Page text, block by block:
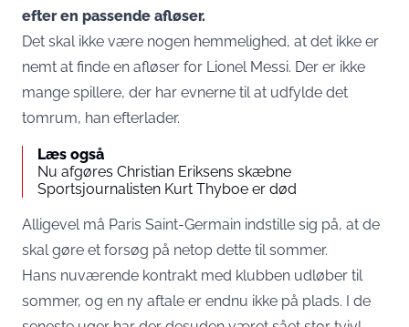
efter en passende afløser.
Det skal ikke være nogen hemmelighed, at det ikke er
nemt at finde en afløser for Lionel Messi. Der er ikke
mange spillere, der har evnerne til at udfylde det
tomrum, han efterlader.
Læs også
Nu afgøres Christian Eriksens skæbne
Sportsjournalisten Kurt Thyboe er død
Alligevel må Paris Saint-Germain indstille sig på, at de
skal gøre et forsøg på netop dette til sommer.
Hans nuværende kontrakt med klubben udløber til
sommer, og en ny aftale er endnu ikke på plads. I de